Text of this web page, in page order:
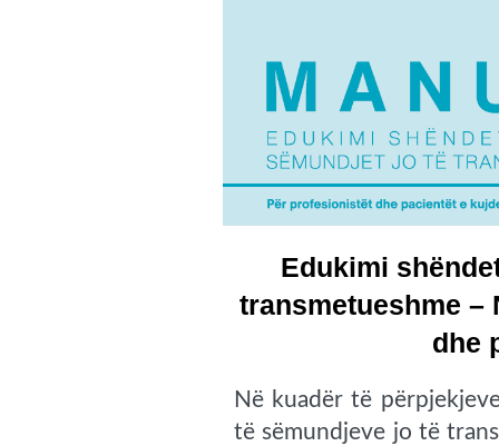
Edukimi
transmetueshme –
dhe
Në kuadër të
të sëmundjeve jo të